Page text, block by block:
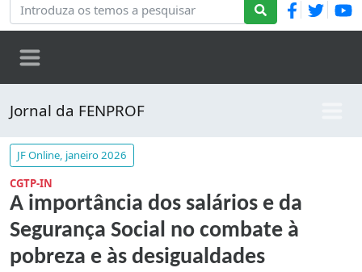
Jornal da FENPROF
JF Online, janeiro 2026
CGTP-IN
A importância dos salários e da
Segurança Social no combate à
pobreza e às desigualdades